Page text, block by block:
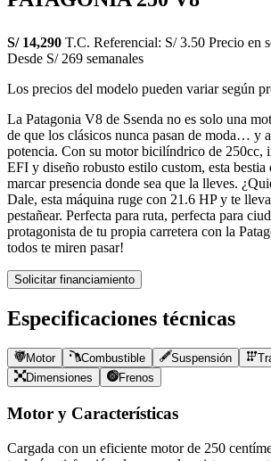
S/ 14,290 T.C. Referencial: S/ 3.50 Precio en
Desde S/ 269 semanales
Los precios del modelo pueden variar según
La Patagonia V8 de Ssenda no es solo una
de que los clásicos nunca pasan de moda… y
potencia. Con su motor bicilíndrico de 250cc,
EFI y diseño robusto estilo custom, esta bestia
marcar presencia donde sea que la lleves.
Dale, esta máquina ruge con 21.6 HP y te
pestañear. Perfecta para ruta, perfecta para
protagonista de tu propia carretera con la
todos te miren pasar!
Solicitar financiamiento
Especificaciones técnicas
Motor Combustible Suspensión
Dimensiones
Frenos
Motor y Características
Cargada con un eficiente motor de 250